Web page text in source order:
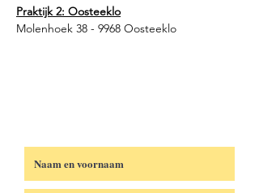
Praktijk 2: Oosteeklo
Molenhoek 38 - 9968 Oosteeklo